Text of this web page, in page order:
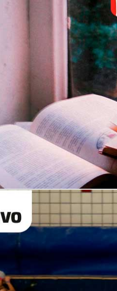
es
Bilingue - Anos
FUNDAMENTAL
Reduzidas
NOVOS
Contato